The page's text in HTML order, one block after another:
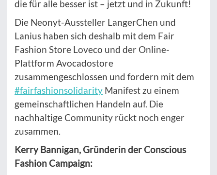
die für alle besser ist – jetzt und in Zukunft!
Die Neonyt-Aussteller LangerChen und
Lanius haben sich deshalb mit dem Fair
Fashion Store Loveco und der Online-
Plattform Avocadostore
zusammengeschlossen und fordern mit dem
#fairfashionsolidarity Manifest zu einem
gemeinschaftlichen Handeln auf. Die
nachhaltige Community rückt noch enger
zusammen.
Kerry Bannigan, Gründerin der Conscious
Fashion Campaign: